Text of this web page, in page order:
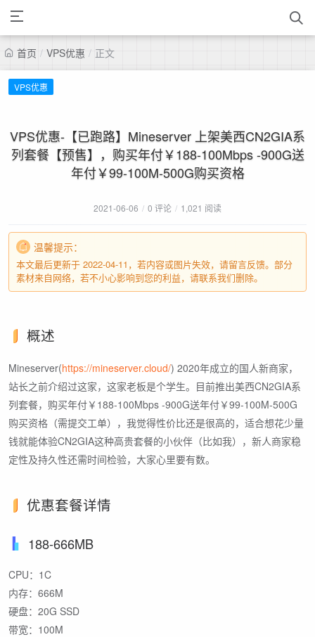
首页 / VPS优惠 / 正文
VPS优惠
VPS优惠-【已跑路】Mineserver 上架美西CN2GIA系
列套餐【预售】，购买年付￥188-100Mbps -900G送
年付￥99-100M-500G购买资格
2021-06-06 / 0 评论 / 1,021 阅读
温馨提示：
本文最后更新于 2022-04-11，若内容或图片失效，请留言反馈。部分
素材来自网络，若不小心影响到您的利益，请联系我们删除。
概述
Mineserver(https://mineserver.cloud/) 2020年成立的国人新商家，
站长之前介绍过这家，这家老板是个学生。目前推出美西CN2GIA系
列套餐，购买年付￥188-100Mbps -900G送年付￥99-100M-500G
购买资格（需提交工单），我觉得性价比还是很高的，适合想花少量
钱就能体验CN2GIA这种高贵套餐的小伙伴（比如我），新人商家稳
定性及持久性还需时间检验，大家心里要有数。
优惠套餐详情
188-666MB
CPU：1C
内存：666M
硬盘：20G SSD
带宽：100M